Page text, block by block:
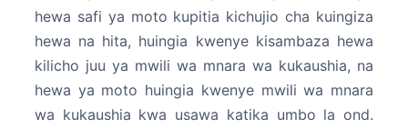
hewa safi ya moto kupitia kichujio cha kuingiza
hewa na hita, huingia kwenye kisambaza hewa
kilicho juu ya mwili wa mnara wa kukaushia, na
hewa ya moto huingia kwenye mwili wa mnara
wa kukaushia kwa usawa katika umbo la ond.